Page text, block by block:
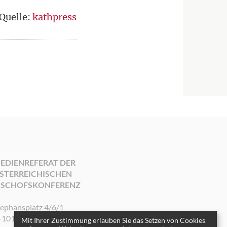
kathpress
DER
4/6/1
Wien
Mit Ihrer Zustimmung erlauben Sie das Setzen von Cookies